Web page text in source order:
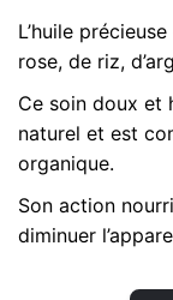
L’huile
rose, de riz,
Ce soin doux et
naturel et est
organique.
Son action
diminuer